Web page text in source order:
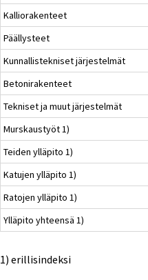
Kalliorakenteet
Päällysteet
Kunnallistekniset järjestelmät
Betonirakenteet
Tekniset ja muut järjestelmät
Murskaustyöt 1)
Teiden ylläpito 1)
Katujen ylläpito 1)
Ratojen ylläpito 1)
Ylläpito yhteensä 1)
1) erillisindeksi